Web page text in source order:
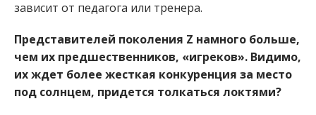
зависит от педагога или тренера.
Представителей поколения Z намного больше,
чем их предшественников, «игреков». Видимо,
их ждет более жесткая конкуренция за место
под солнцем, придется толкаться локтями?